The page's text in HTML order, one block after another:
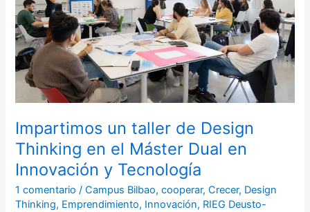
Impartimos un taller de Design
Thinking en el Máster Dual en
Innovación y Tecnología
1 comentario /Campus Bilbao,cooperar,Crecer, Design
Thinking, Emprendimiento, Innovación, RIEG Deusto-
Thinking
en
el
Máster
Dual
Innovación
y
Tecnología